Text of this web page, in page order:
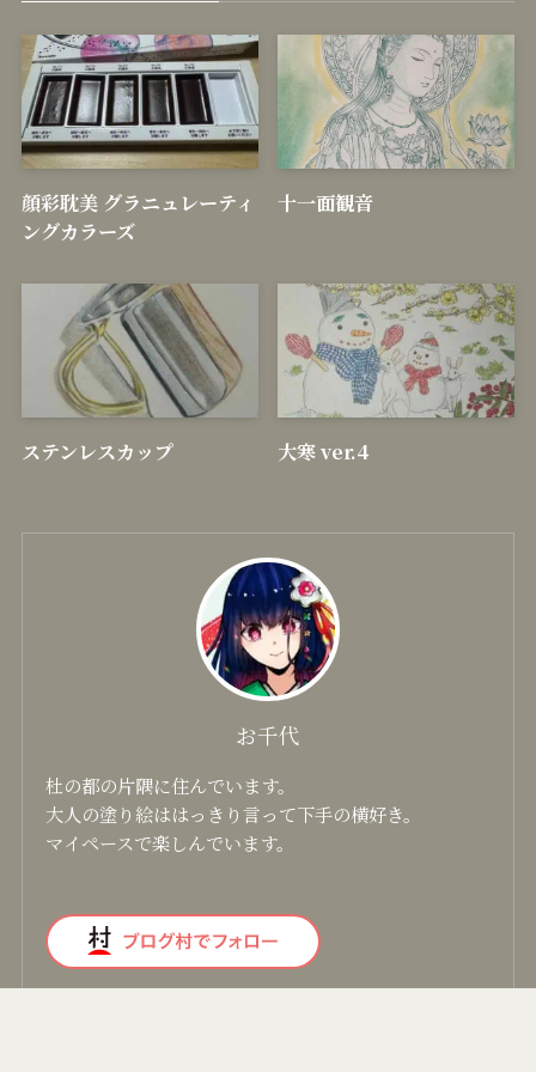
顔彩耽美 グラニュレーティ
ングカラーズ
十一面観音
ステンレスカップ 大寒 ver.4
お千代
杜の都の片隅に住んでいます。
大人の塗り絵ははっきり言って下手の横好き。
マイペースで楽しんでいます。